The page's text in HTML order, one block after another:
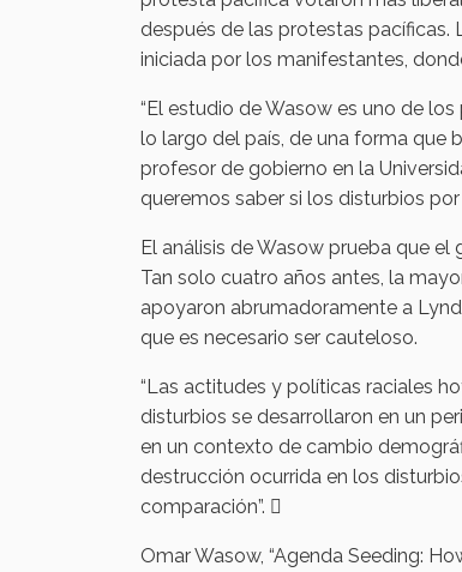
después de las protestas
iniciada por los manifestantes,
“El estudio de Wasow es uno de
lo largo del país, de una forma que
profesor de gobierno en la
queremos saber si los disturbios
El análisis de Wasow prueba que
Tan solo cuatro años antes, la
apoyaron abrumadoramente a
que es necesario ser cauteloso.
“Las actitudes y políticas raciales
disturbios se desarrollaron en un
en un contexto de cambio
destrucción ocurrida en los
comparación”. 
Omar Wasow, “Agenda Seeding: